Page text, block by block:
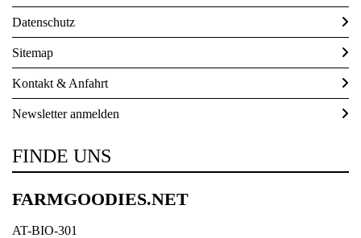
Datenschutz
Sitemap
Kontakt & Anfahrt
Newsletter anmelden
FINDE UNS
FARMGOODIES.NET
AT-BIO-301